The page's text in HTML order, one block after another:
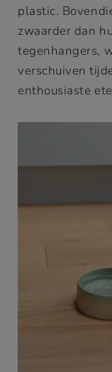
plastic.
zwaarder dan
tegenhangers,
verschuiven
enthousiaste